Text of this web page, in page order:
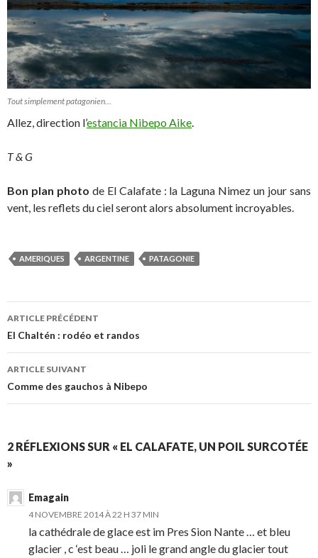
Tout simplement patagonien…
Allez, direction l’estancia Nibepo Aike.
T & G
Bon plan photo de El Calafate : la Laguna Nimez un jour sans
vent, les reflets du ciel seront alors absolument incroyables.
AMERIQUES ARGENTINE PATAGONIE
Navigation
des
articles
ARTICLE PRÉCÉDENT
El Chaltén : rodéo et randos
ARTICLE SUIVANT
Comme des gauchos à Nibepo
2 RÉFLEXIONS SUR « EL CALAFATE, UN POIL SURCOTÉE
»
Emagain
4 NOVEMBRE 2014 À 22 H 37 MIN
la cathédrale de glace est im Pres Sion Nante … et bleu
glacier , c ‘est beau … joli le grand angle du glacier tout